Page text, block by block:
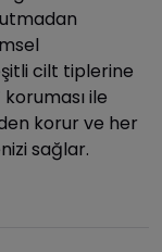
cilt tiplerine
ile
korur ve her
sağlar.